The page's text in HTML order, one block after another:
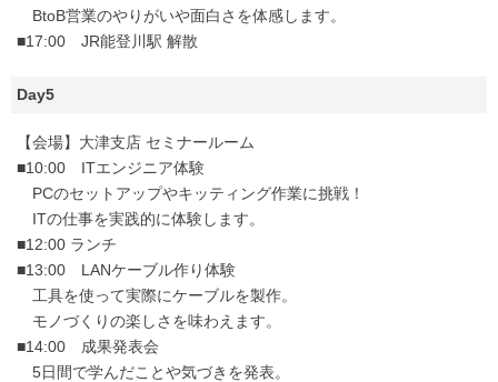
BtoB営業のやりがいや面白さを体感します。
■17:00 JR能登川駅 解散
Day5
【会場】大津支店 セミナールーム
■10:00 ITエンジニア体験
PCのセットアップやキッティング作業に挑戦！
ITの仕事を実践的に体験します。
■12:00 ランチ
■13:00 LANケーブル作り体験
工具を使って実際にケーブルを製作。
モノづくりの楽しさを味わえます。
■14:00 成果発表会
5日間で学んだことや気づきを発表。